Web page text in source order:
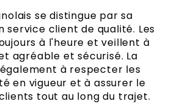
se distingue par sa
service client de qualité. Les
à l'heure et veillent à
agréable et sécurisé. La
à respecter les
en vigueur et à assurer le
tout au long du trajet.